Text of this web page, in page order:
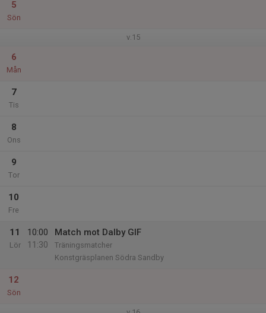
5
Sön
v.15
6
Mån
7
Tis
8
Ons
9
Tor
10
Fre
11
Lör
10:00
11:30
Match mot Dalby GIF
Träningsmatcher
Konstgräsplanen Södra Sandby
12
Sön